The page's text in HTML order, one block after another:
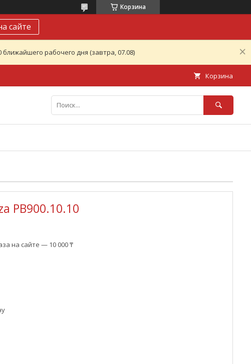
Корзина
сайте
рабочего дня (завтра, 07.08)
Корзина
РВ900.10.10
на сайте — 10 000 ₸